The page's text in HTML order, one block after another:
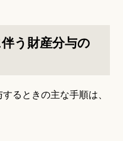
う財産分与の
るときの主な手順は、